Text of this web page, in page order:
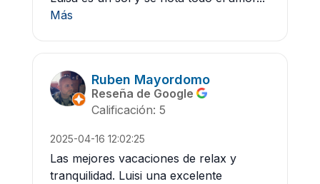
Más
Ruben Mayordomo
Reseña de Google
Calificación: 5
2025-04-16 12:02:25
Las mejores vacaciones de relax y
tranquilidad. Luisi una excelente